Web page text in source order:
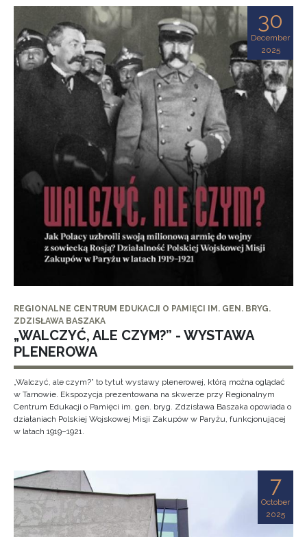
30
December
2025
REGIONALNE CENTRUM EDUKACJI O PAMIĘCI IM. GEN. BRYG.
ZDZISŁAWA BASZAKA
„WALCZYĆ, ALE CZYM?” - WYSTAWA
PLENEROWA
„Walczyć, ale czym?” to tytuł wystawy plenerowej, którą można oglądać
w Tarnowie. Ekspozycja prezentowana na skwerze przy Regionalnym
Centrum Edukacji o Pamięci im. gen. bryg. Zdzisława Baszaka opowiada o
działaniach Polskiej Wojskowej Misji Zakupów w Paryżu, funkcjonującej
w latach 1919–1921.
7
October
2025